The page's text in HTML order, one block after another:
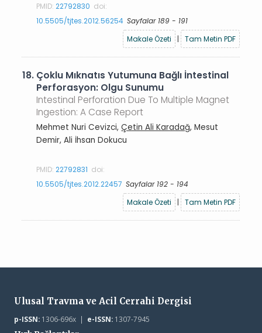
PMID:22792830 doi:
10.5505/tjtes.2012.56254 Sayfalar 189 - 191
Makale Özeti
| Tam Metin PDF
18. Çoklu Mıknatıs Yutumuna Bağlı İntestinal
Perforasyon: Olgu Sunumu
Intestinal Perforation Due To Multiple Magnet
Ingestion: A Case Report
Mehmet Nuri Cevizci,Çetin Ali Karadağ, Mesut
Demir, Ali İhsan Dokucu
PMID:22792831 doi:
10.5505/tjtes.2012.22457 Sayfalar 192 - 194
Makale Özeti
| Tam Metin PDF
Ulusal Travma ve Acil Cerrahi Dergisi
p-ISSN:1306-696x | e-ISSN:1307-7945